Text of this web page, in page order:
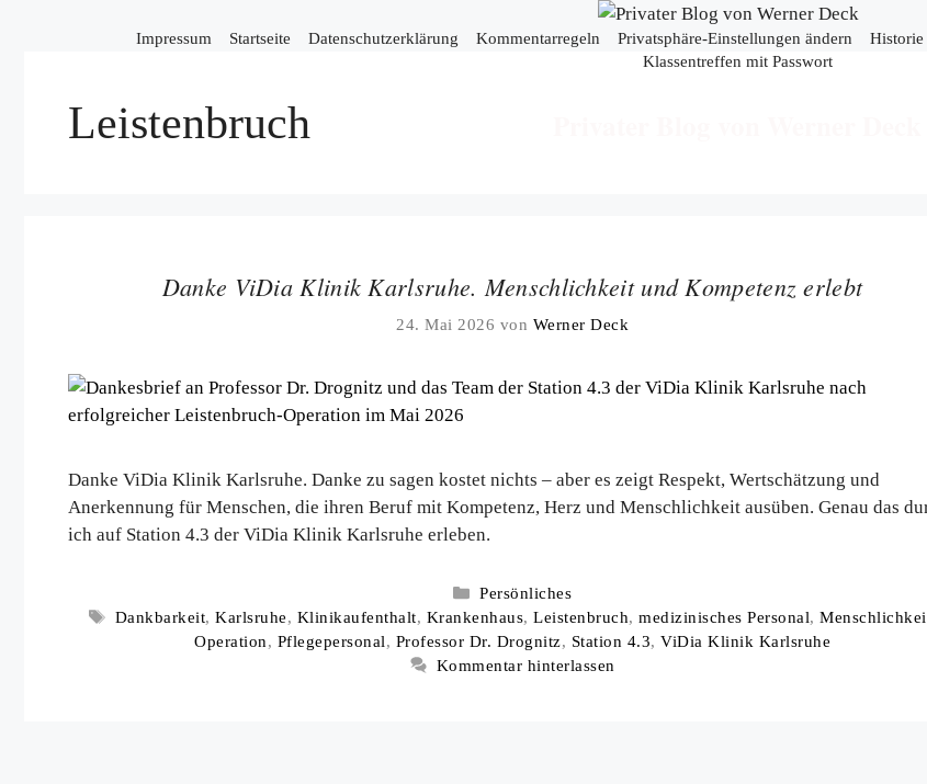
Impressum Startseite Datenschutzerklärung Kommentarregeln Privatsphäre-Einstellungen ändern Historie
Klassentreffen mit Passwort
Leistenbruch
Danke ViDia Klinik Karlsruhe. Menschlichkeit und Kompetenz erlebt
24. Mai 2026 von Werner Deck
Danke ViDia Klinik Karlsruhe. Danke zu sagen kostet nichts – aber es zeigt Respekt, Wertschätzung und
Anerkennung für Menschen, die ihren Beruf mit Kompetenz, Herz und Menschlichkeit ausüben. Genau das
ich auf Station 4.3 der ViDia Klinik Karlsruhe erleben.
Kategorien
Persönliches
Schlagwörter
Dankbarkeit, Karlsruhe, Klinikaufenthalt, Krankenhaus, Leistenbruch, medizinisches Personal,
Operation, Pflegepersonal, Professor Dr. Drognitz, Station 4.3, ViDia Klinik Karlsruhe
Kommentar hinterlassen